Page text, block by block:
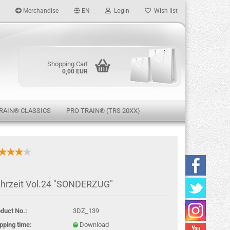
Merchandise EN Login
password?
Wish list
Shopping Cart
0,00 EUR
CLASSICS PRO TRAIN® (TRS 20XX)
Vol.24 "SONDERZUG"
No.:
3DZ_139
time:
Download